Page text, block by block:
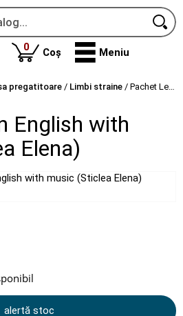
0produse
Coș Meniu
pregatitoare / Limbi straine / Pachet Learn English with music (Sticlea Elena)
English with
Elena)
alertă stoc